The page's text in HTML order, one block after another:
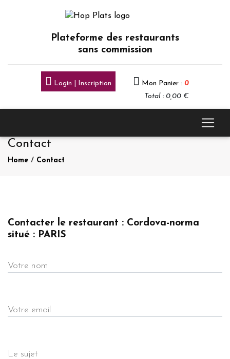
Plateforme des restaurants
sans commission
Login | Inscription Mon Panier : 0
Total : 0,00 €
Contact
Home / Contact
Contacter le restaurant : Cordova-norma
situé : PARIS
Votre nom
Votre email
Le sujet